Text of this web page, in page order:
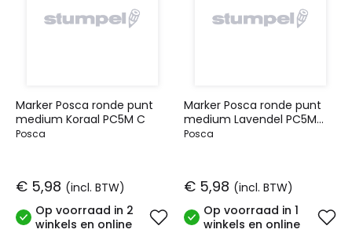
Marker Posca ronde punt
medium Koraal PC5M C
Posca
€ 5,98 (incl. BTW)
Op voorraad in 2
winkels en online
Marker Posca ronde punt
medium Lavendel PC5M
LAV
Posca
€ 5,98 (incl. BTW)
Op voorraad in 1
winkels en online